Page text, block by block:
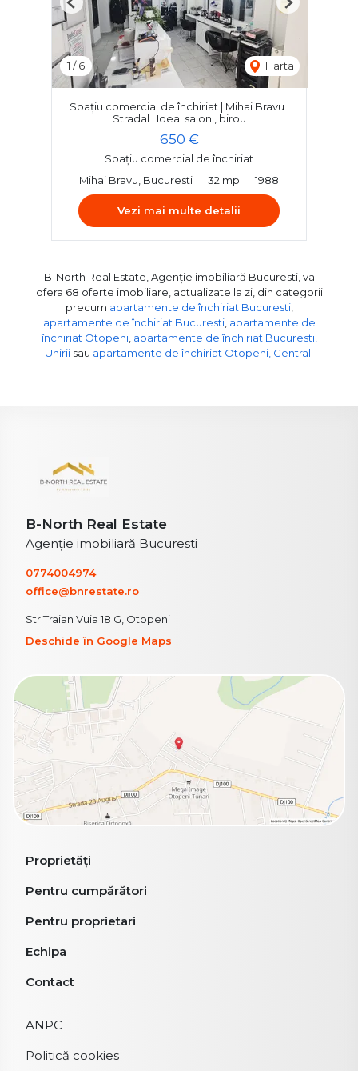
1 /6 Harta
Previous Next
Spațiu comercial de închiriat | Mihai Bravu |
Stradal | Ideal salon , birou
650 €
Spațiu comercial de închiriat
Mihai Bravu, Bucuresti
32 mp 1988
Vezi mai multe detalii
B-North Real Estate, Agenție imobiliară Bucuresti, va
ofera 68 oferte imobiliare, actualizate la zi, din categorii
precum apartamente de închiriat Bucuresti,
apartamente de închiriat Bucuresti, apartamente de
închiriat Otopeni, apartamente de închiriat Bucuresti,
Unirii sau apartamente de închiriat Otopeni, Central
B-North Real Estate
Agenție imobiliară Bucuresti
0774004974
office@bnrestate.ro
Str Traian Vuia 18 G, Otopeni
Deschide în Google Maps
Proprietăți
Pentru cumpărători
Pentru proprietari
Echipa
Contact
ANPC
Politică cookies